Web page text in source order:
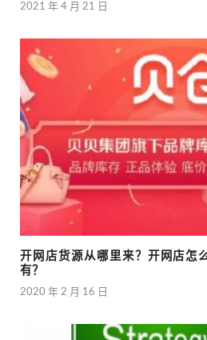
2021 年 4 月 21 日
开网店货源从哪里来？开网店怎
有？
2020 年 2 月 16 日